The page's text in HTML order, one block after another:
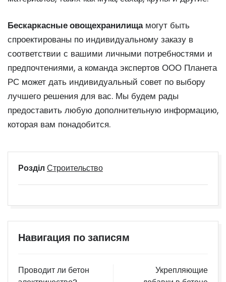
Бескаркасные овощехранилищамогут быть
спроектированы по индивидуальному заказу в
соответствии с вашими личными потребностями и
предпочтениями, а команда экспертов ООО Планета
РС может дать индивидуальный совет по выбору
лучшего решения для вас. Мы будем рады
предоставить любую дополнительную информацию,
которая вам понадобится.
Розділ Строительство
Навигация по записям
Проводит ли бетон
Укрепляющие